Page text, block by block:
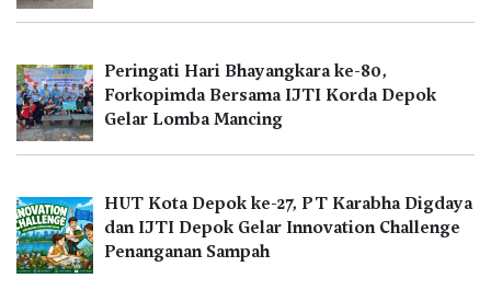
Peringati Hari Bhayangkara ke-80,
Forkopimda Bersama IJTI Korda Depok
Gelar Lomba Mancing
HUT Kota Depok ke-27, PT Karabha Digdaya
dan IJTI Depok Gelar Innovation Challenge
Penanganan Sampah